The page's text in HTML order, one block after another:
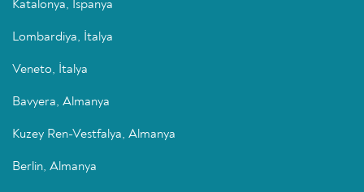
Katalonya, İspanya
Lombardiya, İtalya
Veneto, İtalya
Bavyera, Almanya
Kuzey Ren-Vestfalya, Almanya
Berlin, Almanya